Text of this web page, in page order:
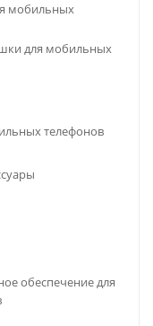
мобильных
для мобильных
телефонов
обеспечение для